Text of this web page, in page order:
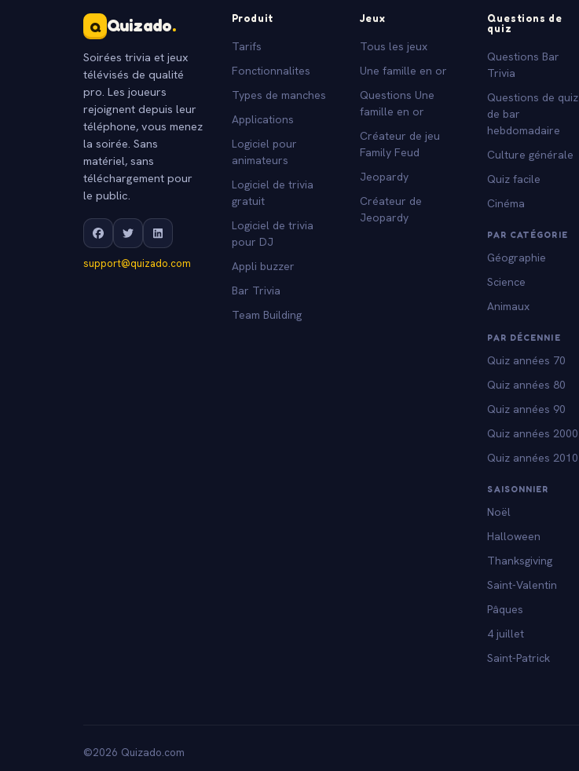
Q Quizado.
Soirées trivia et jeux
télévisés de qualité
pro. Les joueurs
rejoignent depuis leur
téléphone, vous menez
la soirée. Sans
matériel, sans
téléchargement pour
le public.
support@quizado.com
Produit
Tarifs
Fonctionnalites
Types de manches
Applications
Logiciel pour
animateurs
Logiciel de trivia
gratuit
Logiciel de trivia
pour DJ
Appli buzzer
Bar Trivia
Team Building
Jeux
Tous les jeux
Une famille en or
Questions Une
famille en or
Créateur de jeu
Family Feud
Jeopardy
Créateur de
Jeopardy
Questions de
quiz
Questions Bar
Trivia
Questions de quiz
de bar
hebdomadaire
Culture générale
Quiz facile
Cinéma
PAR CATÉGORIE
Géographie
Science
Animaux
PAR DÉCENNIE
Quiz années 70
Quiz années 80
Quiz années 90
Quiz années 2000
Quiz années 2010
SAISONNIER
Noël
Halloween
Thanksgiving
Saint-Valentin
Pâques
4 juillet
Saint-Patrick
©2026 Quizado.com